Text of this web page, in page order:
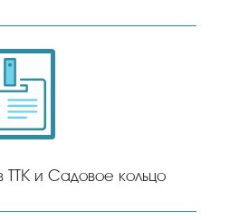
ТТК и Садовое кольцо